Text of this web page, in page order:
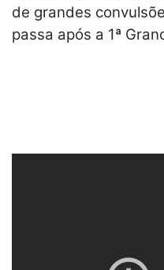
de grandes
passa após a 1ª